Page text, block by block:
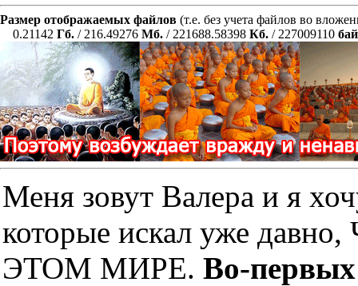
Размер отображаемых файлов (т.е. без учета файлов во
0.21142 Гб. / 216.49276 Мб. / 221688.58398 Кб. / 227009110
Меня зовут Валера и я
которые искал уже
ЭТОМ МИРЕ. Во-первых